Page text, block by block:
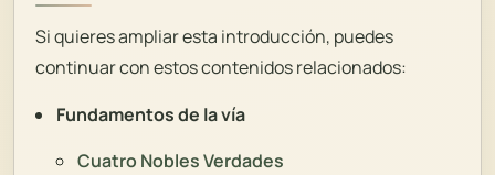
Si quieres ampliar esta introducción, puedes
continuar con estos contenidos relacionados:
Fundamentos de la vía
Cuatro Nobles Verdades